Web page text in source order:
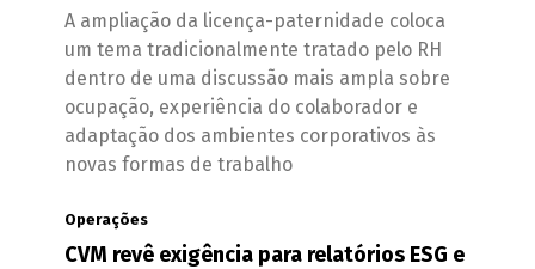
A ampliação da licença-paternidade coloca
um tema tradicionalmente tratado pelo RH
dentro de uma discussão mais ampla sobre
ocupação, experiência do colaborador e
adaptação dos ambientes corporativos às
novas formas de trabalho
Operações
CVM revê exigência para relatórios ESG e